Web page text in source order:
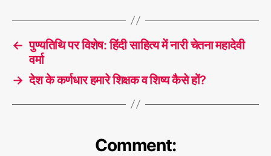
T
g
ज
दी
← पुण्यतिथि पर विशेष: हिंदी साहित्य में नारी चेतना महादेवी
वर्मा
→ देश के कर्णधार हमारे शिक्षक व शिष्य कैसे हों?
Comment: